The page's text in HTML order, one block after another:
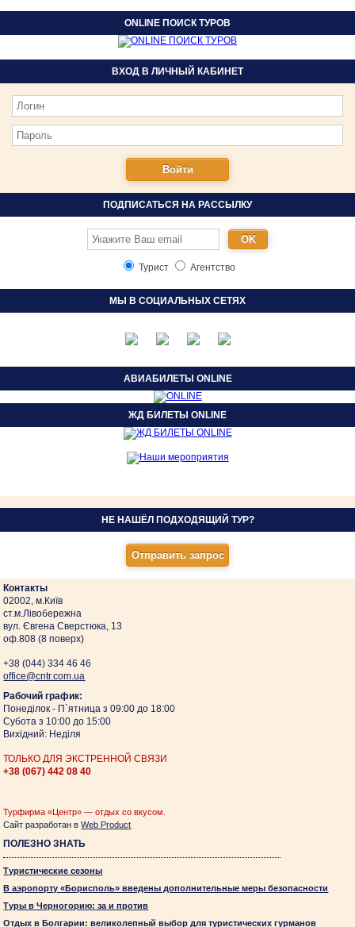
ONLINE ПОИСК ТУРОВ
ВХОД В ЛИЧНЫЙ КАБИНЕТ
ПОДПИСАТЬСЯ НА РАССЫЛКУ
Турист Агентство
МЫ В СОЦИАЛЬНЫХ СЕТЯХ
АВИАБИЛЕТЫ ONLINE
ЖД БИЛЕТЫ ONLINE
НЕ НАШЁЛ ПОДХОДЯЩИЙ ТУР?
Контакты
02002, м.Київ
ст.м.Лівобережна
вул. Євгена Сверстюка, 13
оф.808 (8 поверх)
+38 (044)334 46 46
оffice@cntr.com.ua
Рабочий график:
Понеділок - П`ятница з 09:00 до 18:00
Субота з 10:00 до 15:00
Вихідний: Неділя
ТОЛЬКО ДЛЯ ЭКСТРЕННОЙ СВЯЗИ
+38 (067)442 08 40
Турфирма «Центр» — отдых со вкусом.
Сайт разработан вWeb Product
ПОЛЕЗНО ЗНАТЬ
Туристические сезоны
В аэропорту «Борисполь» введены дополнительные меры безопасности
Туры в Черногорию: за и против
Отдых в Болгарии: великолепный выбор для туристических гурманов